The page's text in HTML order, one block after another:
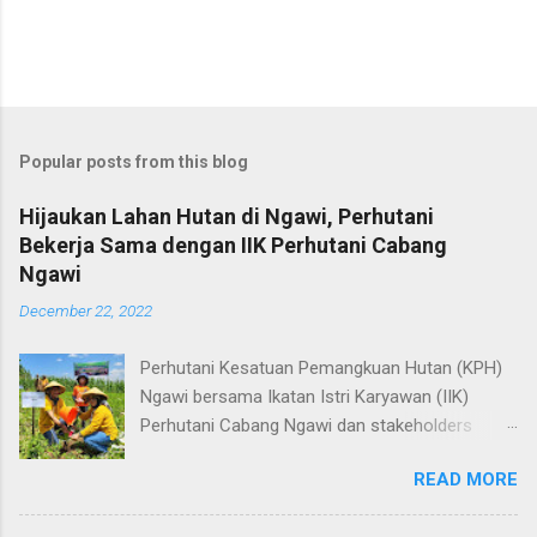
Popular posts from this blog
Hijaukan Lahan Hutan di Ngawi, Perhutani
Bekerja Sama dengan IIK Perhutani Cabang
Ngawi
December 22, 2022
Perhutani Kesatuan Pemangkuan Hutan (KPH)
Ngawi bersama Ikatan Istri Karyawan (IIK)
Perhutani Cabang Ngawi dan stakeholders
kurang dari 2816 plances bibit jenis jati ditanam
di Petak 54N-1, Resort Pemangkuan Hutan
READ MORE